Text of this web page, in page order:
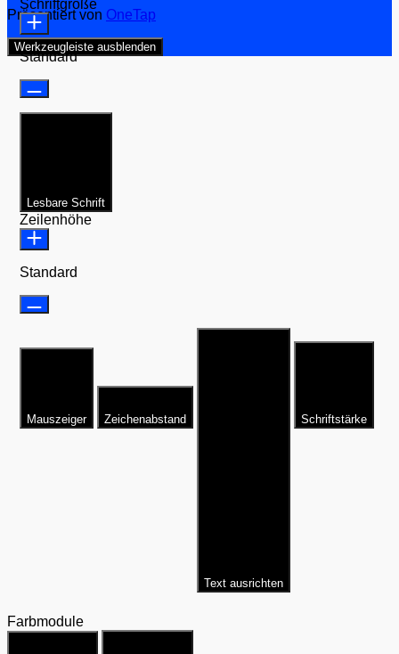
Präsentiert von OneTap
Werkzeugleiste ausblenden
Schriftgröße
Standard
Lesbare Schrift
Zeilenhöhe
Standard
Mauszeiger Zeichenabstand
Text ausrichten
Schriftstärke
Farbmodule